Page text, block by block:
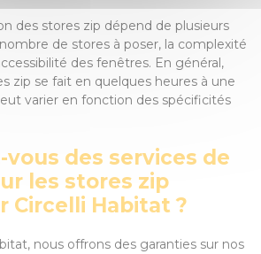
des stores zip dépend de plusieurs
de stores à poser, la complexité
des fenêtres. En général,
zip se fait en quelques heures à une
varier en fonction des spécificités
vous des services de
les stores zip
Circelli Habitat ?
nous offrons des garanties sur nos